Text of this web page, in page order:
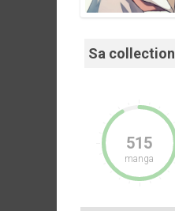
Sa collection
515
manga